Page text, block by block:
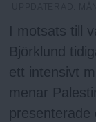
I motsats till
Björklund
ett intensivt
menar